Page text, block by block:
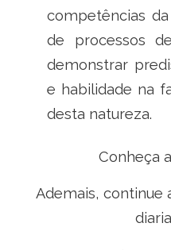
competências da
de processos
demonstrar
e habilidade na
desta natureza.
Conheça a
Ademais, continue